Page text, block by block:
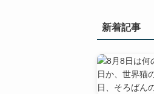
新着記事